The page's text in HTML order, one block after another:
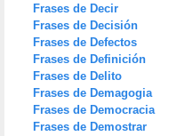
Frases de Decir
Frases de Decisión
Frases de Defectos
Frases de Definición
Frases de Delito
Frases de Demagogia
Frases de Democracia
Frases de Demostrar